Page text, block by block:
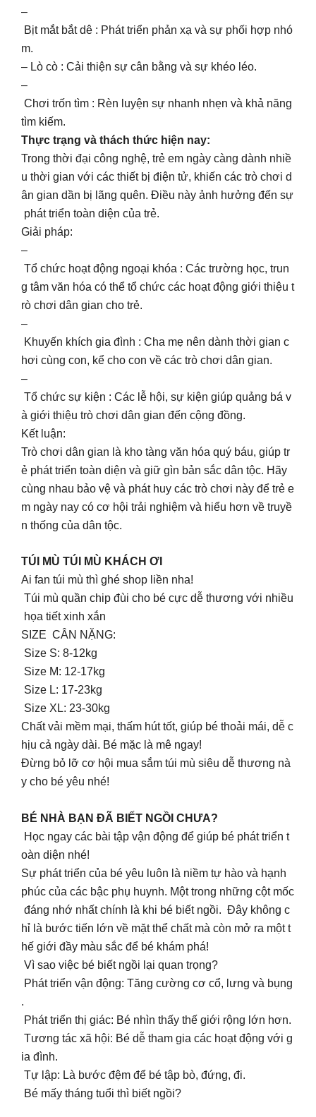
–
Bịt mắt bắt dê : Phát triển phản xạ và sự phối hợp nhó
m.
– Lò cò : Cải thiện sự cân bằng và sự khéo léo.
–
Chơi trốn tìm : Rèn luyện sự nhanh nhẹn và khả năng
tìm kiếm.
Thực trạng và thách thức hiện nay:
Trong thời đại công nghệ, trẻ em ngày càng dành nhiề
u thời gian với các thiết bị điện tử, khiến các trò chơi d
ân gian dần bị lãng quên. Điều này ảnh hưởng đến sự
phát triển toàn diện của trẻ.
Giải pháp:
–
Tổ chức hoạt động ngoại khóa : Các trường học, trun
g tâm văn hóa có thể tổ chức các hoạt động giới thiệu t
rò chơi dân gian cho trẻ.
–
Khuyến khích gia đình : Cha mẹ nên dành thời gian c
hơi cùng con, kể cho con về các trò chơi dân gian.
–
Tổ chức sự kiện : Các lễ hội, sự kiện giúp quảng bá v
à giới thiệu trò chơi dân gian đến cộng đồng.
Kết luận:
Trò chơi dân gian là kho tàng văn hóa quý báu, giúp tr
ẻ phát triển toàn diện và giữ gìn bản sắc dân tộc. Hãy
cùng nhau bảo vệ và phát huy các trò chơi này để trẻ e
m ngày nay có cơ hội trải nghiệm và hiểu hơn về truyề
n thống của dân tộc.
TÚI MÙ TÚI MÙ KHÁCH ƠI
Ai fan túi mù thì ghé shop liền nha!
Túi mù quần chip đùi cho bé cực dễ thương với nhiều
họa tiết xinh xắn
SIZE CÂN NẶNG:
Size S: 8-12kg
Size M: 12-17kg
Size L: 17-23kg
Size XL: 23-30kg
Chất vải mềm mại, thấm hút tốt, giúp bé thoải mái, dễ c
hịu cả ngày dài. Bé mặc là mê ngay!
Đừng bỏ lỡ cơ hội mua sắm túi mù siêu dễ thương nà
y cho bé yêu nhé!
BÉ NHÀ BẠN ĐÃ BIẾT NGỒI CHƯA?
Học ngay các bài tập vận động để giúp bé phát triển t
oàn diện nhé!
Sự phát triển của bé yêu luôn là niềm tự hào và hạnh
phúc của các bậc phụ huynh. Một trong những cột mốc
đáng nhớ nhất chính là khi bé biết ngồi. Đây không c
hỉ là bước tiến lớn về mặt thể chất mà còn mở ra một t
hế giới đầy màu sắc để bé khám phá!
Vì sao việc bé biết ngồi lại quan trọng?
Phát triển vận động: Tăng cường cơ cổ, lưng và bụng
.
Phát triển thị giác: Bé nhìn thấy thế giới rộng lớn hơn.
Tương tác xã hội: Bé dễ tham gia các hoạt động với g
ia đình.
Tự lập: Là bước đệm để bé tập bò, đứng, đi.
Bé mấy tháng tuổi thì biết ngồi?